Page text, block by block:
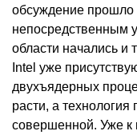
обсуждение прошло
непосредственным
области начались и
Intel уже
двухъядерных
расти, а технология
совершенной. Уже к